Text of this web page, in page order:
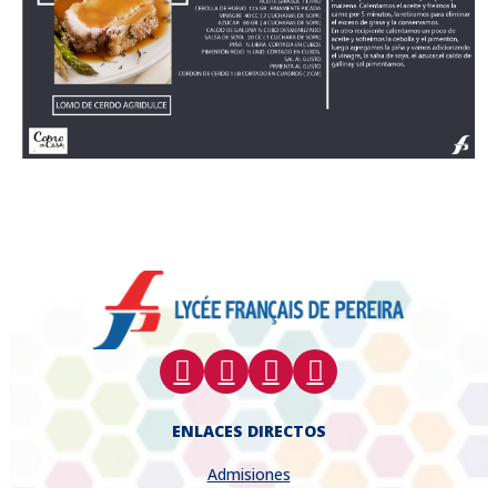
ENLACES DIRECTOS
Admisiones